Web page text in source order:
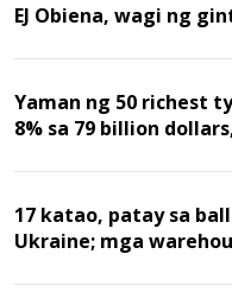
EJ Obiena, wagi ng
Yaman ng 50 richest
8% sa 79 billion
17 katao, patay sa
Ukraine; mga